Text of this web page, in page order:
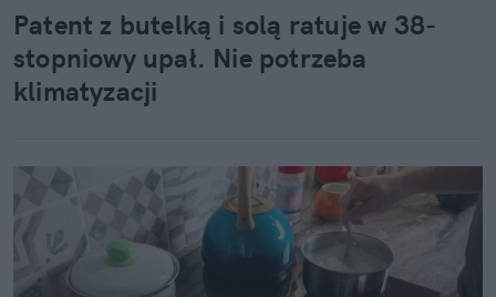
Patent z butelką i solą ratuje w 38-
stopniowy upał. Nie potrzeba
klimatyzacji